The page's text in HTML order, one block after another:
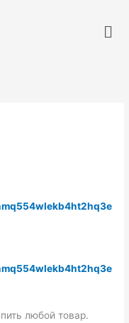
любой товар.